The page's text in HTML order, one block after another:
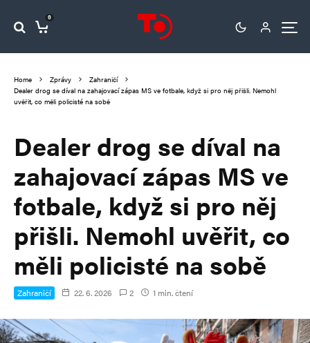
0
Home Zprávy
Zahraničí
Dealer drog se díval na zahajovací zápas MS ve fotbale, když si pro něj přišli. Nemohl
uvěřit, co měli policisté na sobě
Dealer drog se díval na
zahajovací zápas MS ve
fotbale, když si pro něj
přišli. Nemohl uvěřit, co
měli policisté na sobě
Zahraničí 22. 6. 2026 2 1 min. čtení